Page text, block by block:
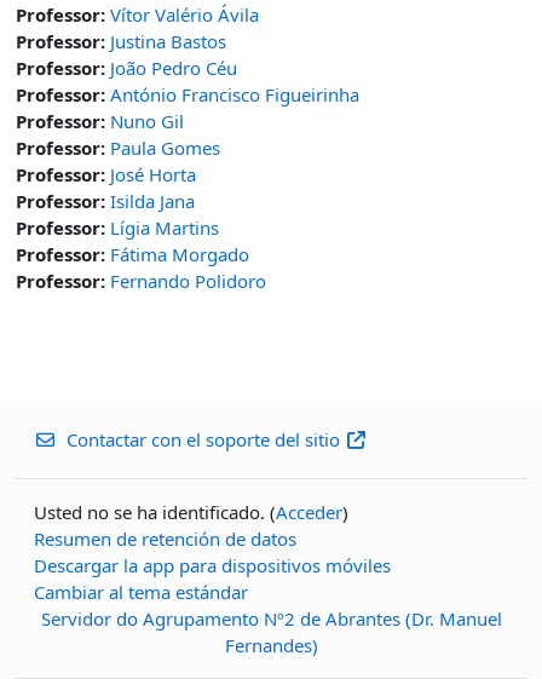
Professor: Vítor Valério Ávila
Professor: Justina Bastos
Professor: João Pedro Céu
Professor: António Francisco Figueirinha
Professor: Nuno Gil
Professor: Paula Gomes
Professor: José Horta
Professor: Isilda Jana
Professor: Lígia Martins
Professor: Fátima Morgado
Professor: Fernando Polidoro
Contactar con el soporte del sitio
Usted no se ha identificado. (Acceder)
Resumen de retención de datos
Descargar la app para dispositivos móviles
Cambiar al tema estándar
Servidor do Agrupamento Nº2 de Abrantes (Dr. Manuel
Fernandes)